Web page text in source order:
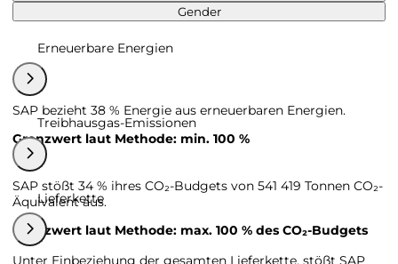
Gender
Erneuerbare Energien
SAP bezieht 38 % Energie aus erneuerbaren Energien.
Grenzwert laut Methode: min. 100 %
Treibhausgas-Emissionen
SAP stößt 34 % ihres CO₂-Budgets von 541 419 Tonnen CO₂-
Äquivalent aus.
Grenzwert laut Methode: max. 100 % des CO₂-Budgets
Lieferkette
Unter Einbeziehung der gesamten Lieferkette, stößt SAP